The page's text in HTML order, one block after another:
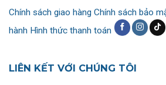
Chính sách giao hàng Chính sách bảo
hành Hình thức thanh toán
LIÊN KẾT VỚI CHÚNG TÔI